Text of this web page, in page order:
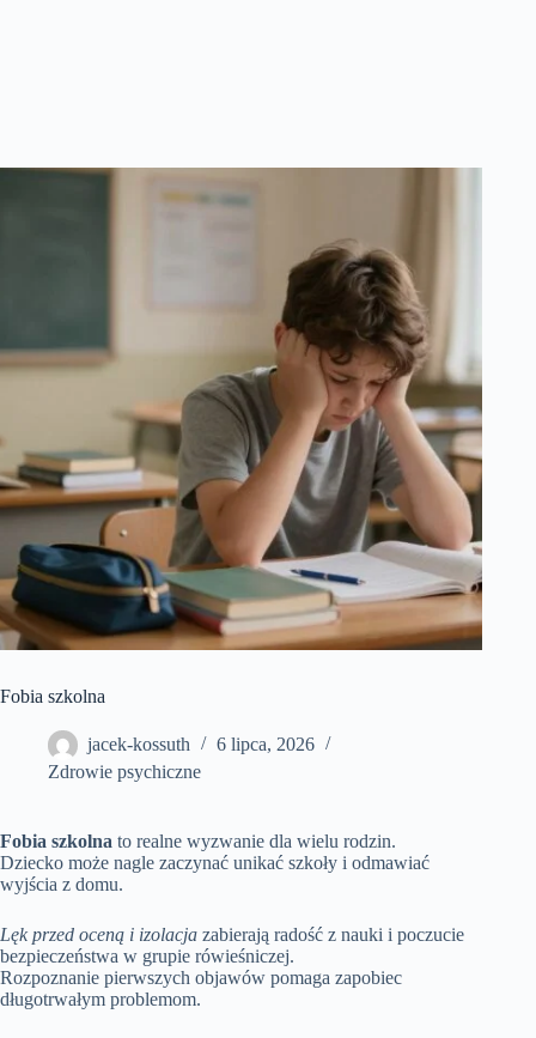
Fobia szkolna
jacek-kossuth
6 lipca, 2026
Zdrowie psychiczne
Fobia szkolna to realne wyzwanie dla wielu rodzin.
Dziecko może nagle zaczynać unikać szkoły i odmawiać
wyjścia z domu.
Lęk przed oceną i izolacja zabierają radość z nauki i poczucie
bezpieczeństwa w grupie rówieśniczej.
Rozpoznanie pierwszych objawów pomaga zapobiec
długotrwałym problemom.